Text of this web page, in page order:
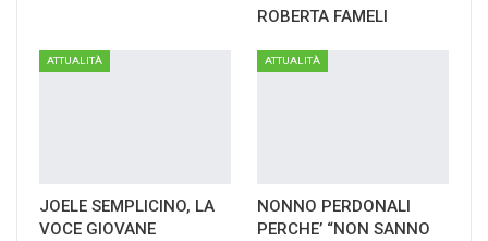
ROBERTA FAMELI
ATTUALITÀ
JOELE SEMPLICINO, LA
VOCE GIOVANE
ATTUALITÀ
NONNO PERDONALI
PERCHE’ “NON SANNO